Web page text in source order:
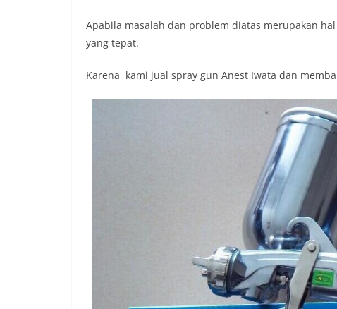
Apabila masalah dan problem diatas merupakan
yang tepat.
Karena kami jual spray gun Anest Iwata dan